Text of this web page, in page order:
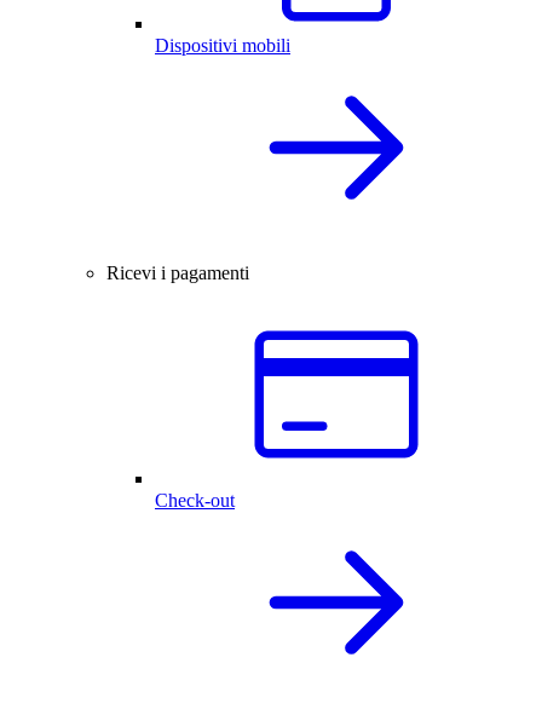
Dispositivi mobili
Ricevi i pagamenti
Check-out